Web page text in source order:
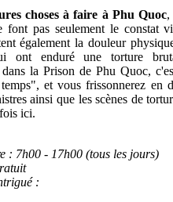
choses à faire à Phu Quoc,
font pas seulement le constat
également la douleur
ont enduré une torture
dans la Prison de Phu Quoc,
et vous frissonnerez en
ainsi que les scènes de
ici.
: 7h00 - 17h00 (tous les jours)
: